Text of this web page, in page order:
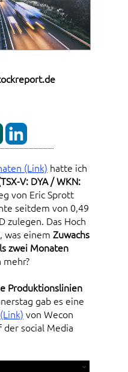
(Link) hatte ich
V: DYA / WKN:
von Eric Sprott
seitdem von 0,49
zulegen. Das Hoch
was einem Zuwachs
zwei Monaten
mehr?
Produktionslinien
gab es eine
von Wecon
der social Media